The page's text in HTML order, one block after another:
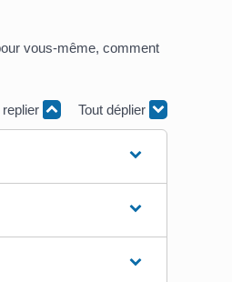
vous-même, comment
replier Tout déplier